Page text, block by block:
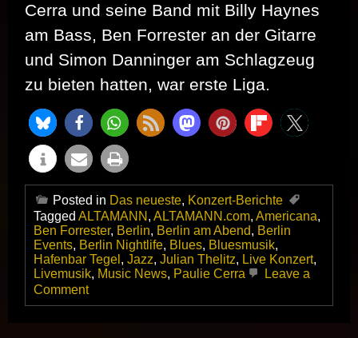
Cerra und seine Band mit Billy Haynes
am Bass, Ben Forrester an der Gitarre
und Simon Danninger am Schlagzeug
zu bieten hatten, war erste Liga.
Posted in Das neueste, Konzert-Berichte
Tagged ALTAMANN , ALTAMANN.com, Americana,
Ben Forrester, Berlin, Berlin am Abend, Berlin
Events, Berlin Nightlife, Blues, Bluesmusik,
Hafenbar Tegel , Jazz, Julian Thelitz, Live Konzert,
Livemusik, Music News, Paulie Cerra
Leave a
Commenton
Paulie